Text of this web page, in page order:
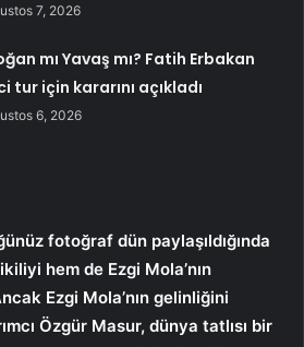
7, 2026
mı Yavaş mı? Fatih Erbakan
tur için kararını açıkladı
6, 2026
fotoğraf dün paylaşıldığında
hem de Ezgi Mola’nın
Ezgi Mola’nın gelinliğini
Özgür Masur, dünya tatlısı bir